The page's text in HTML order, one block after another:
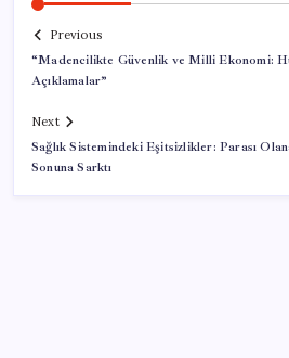
Previous
“Madencilikte Güvenlik ve Milli Ekonomi:
Açıklamalar”
Next
Sağlık Sistemindeki Eşitsizlikler: Parası
Sonuna Sarktı